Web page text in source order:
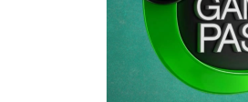
Колонки